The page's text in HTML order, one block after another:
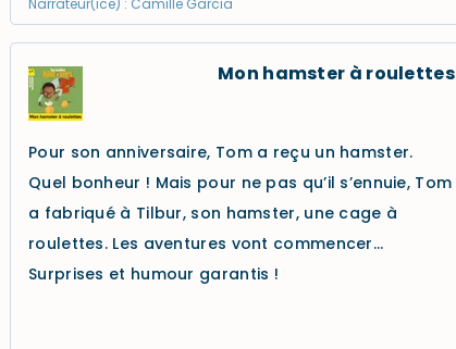
Narrateur(ice) : Camille Garcia
Mon hamster à roulettes
Pour son anniversaire, Tom a reçu un hamster.
Quel bonheur ! Mais pour ne pas qu’il s’ennuie, Tom
a fabriqué à Tilbur, son hamster, une cage à
roulettes. Les aventures vont commencer…
Surprises et humour garantis !